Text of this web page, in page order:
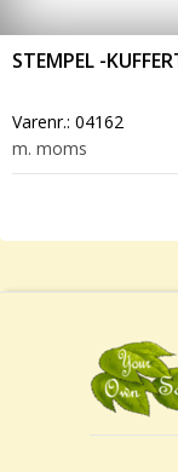
STEMPEL -
Varenr.: 04162
m. moms